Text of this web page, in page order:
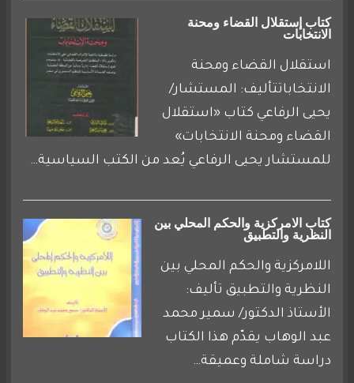
كتاب إستقلال القضاء ومحنة
الانتخابات
استقلال القضاء ومحنة
الانتخاباتتأليف: المستشار/
يحيى الرفاعي كتاب «استقلال
القضاء ومحنة الانتخابات»
للمستشار يحيى الرفاعي يُعد من الكتب السياسية…
كتاب الامركزية والحكم المحلي بين
النظرية والتطبيق
اللامركزية والحكم المحلي بين
النظرية والتطبيق تأليف:
الأستاذ الدكتور/ سمير محمد
عبد الوهاب يقدّم هذا الكتاب
دراسة شاملة وعميقة…